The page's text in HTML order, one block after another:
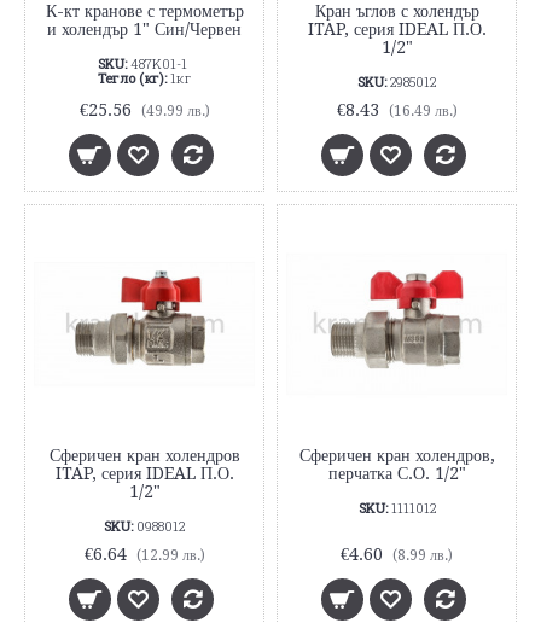
К-кт кранове с термометър
и холендър 1" Син/Червен
SKU:487K01-1
Тегло (кг):1кг
€25.56 (49.99 лв.)
Кран ъглов с холендър
ITAP, серия IDEAL П.О.
1/2"
SKU:2985012
€8.43 (16.49 лв.)
Сферичен кран холендров
ITAP, серия IDEAL П.О.
1/2"
SKU:0988012
€6.64 (12.99 лв.)
Сферичен кран холендров,
перчатка С.О. 1/2"
SKU:1111012
€4.60 (8.99 лв.)